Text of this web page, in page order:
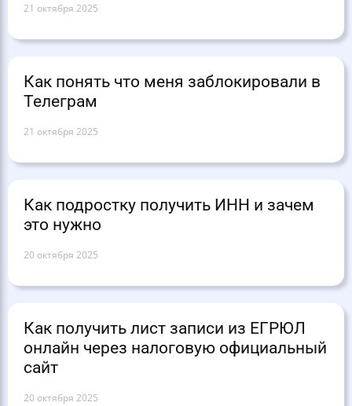
21 октября 2025
Как понять что меня заблокировали в
Телеграм
21 октября 2025
Как подростку получить ИНН и зачем
это нужно
20 октября 2025
Как получить лист записи из ЕГРЮЛ
онлайн через налоговую официальный
сайт
20 октября 2025